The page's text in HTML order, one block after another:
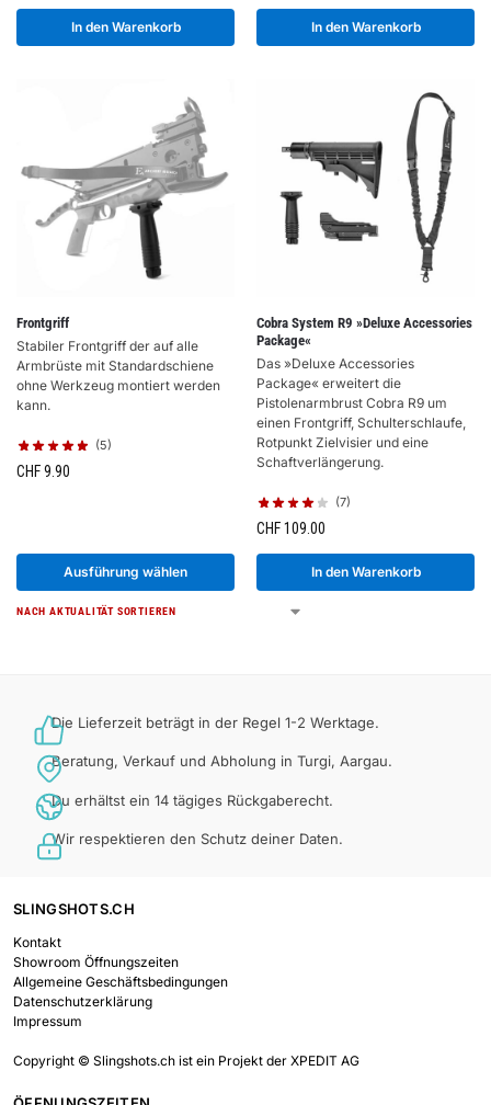
In den Warenkorb In den Warenkorb
Frontgriff
Stabiler Frontgriff der auf alle
Armbrüste mit Standardschiene
ohne Werkzeug montiert werden
kann.
(5)
CHF9.90
Ausführung wählen
Cobra System R9 »Deluxe Accessories
Package«
Das »Deluxe Accessories
Package« erweitert die
Pistolenarmbrust Cobra R9 um
einen Frontgriff, Schulterschlaufe,
Rotpunkt Zielvisier und eine
Schaftverlängerung.
(7)
CHF109.00
In den Warenkorb
Die Lieferzeit beträgt in der Regel 1-2 Werktage.
Beratung, Verkauf und Abholung in Turgi, Aargau.
Du erhältst ein 14 tägiges Rückgaberecht.
Wir respektieren den Schutz deiner Daten.
SLINGSHOTS.CH
Kontakt
Showroom Öffnungszeiten
Allgemeine Geschäftsbedingungen
Datenschutzerklärung
Impressum
Copyright © Slingshots.ch ist ein Projekt der XPEDIT AG